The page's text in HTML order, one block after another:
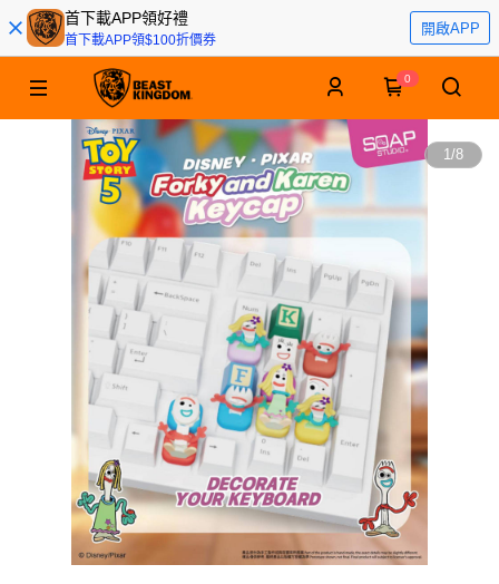
首下載APP領好禮
首下載APP領$100折價券
開啟APP
0
1/8